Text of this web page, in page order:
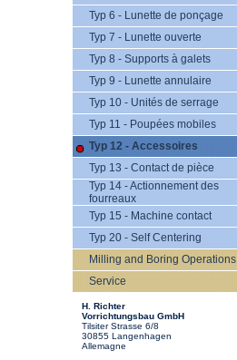
Typ 6 - Lunette de ponçage
Typ 7 - Lunette ouverte
Typ 8 - Supports à galets
Typ 9 - Lunette annulaire
Typ 10 - Unités de serrage
Typ 11 - Poupées mobiles
Typ 12 - Accessoires
Typ 13 - Contact de pièce
Typ 14 - Actionnement des
fourreaux
Typ 15 - Machine contact
Typ 20 - Self Centering
Milling and Boring Operations
Service
H. Richter
Vorrichtungsbau GmbH
Tilsiter Strasse 6/8
30855 Langenhagen
Allemagne